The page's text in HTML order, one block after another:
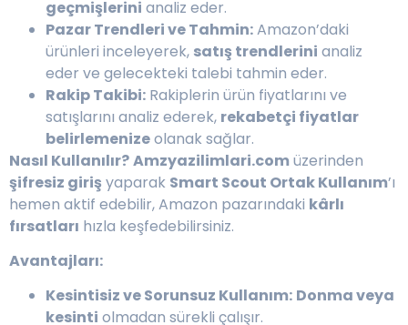
geçmişlerini analiz eder.
Pazar Trendleri ve Tahmin:Amazon’daki
ürünleri inceleyerek, satış trendlerini analiz
eder ve gelecekteki talebi tahmin eder.
Rakip Takibi: Rakiplerin ürün fiyatlarını ve
satışlarını analiz ederek, rekabetçi fiyatlar
belirlemenizeolanak sağlar.
Nasıl Kullanılır?Amzyazilimlari.comüzerinden
şifresiz giriş yaparak Smart Scout Ortak Kullanım’ı
hemen aktif edebilir, Amazon pazarındaki kârlı
fırsatları hızla keşfedebilirsiniz.
Avantajları:
Kesintisiz ve Sorunsuz Kullanım: Donma veya
kesinti olmadan sürekli çalışır.